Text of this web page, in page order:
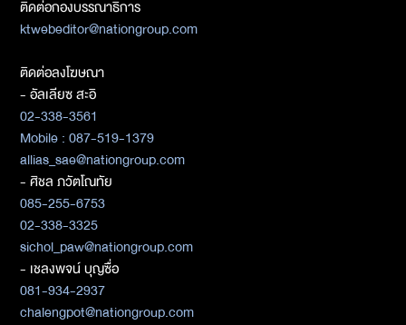
ติดต่อกองบรรณาธิการ
ktwebeditor@nationgroup.com
ติดต่อลงโฆษณา
- อัลเลียซ สะอิ
02-338-3561
Mobile : 087-519-1379
allias_sae@nationgroup.com
- ศิชล ภวัตโณทัย
085-255-6753
02-338-3325
sichol_paw@nationgroup.com
- เชลงพจน์ บุญซื่อ
081-934-2937
chalengpot@nationgroup.com